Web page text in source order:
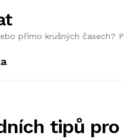
přímo krušných časech?
tipů